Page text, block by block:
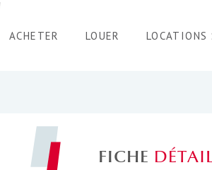
ACHETER LOUER LOCATIONS
FICHE